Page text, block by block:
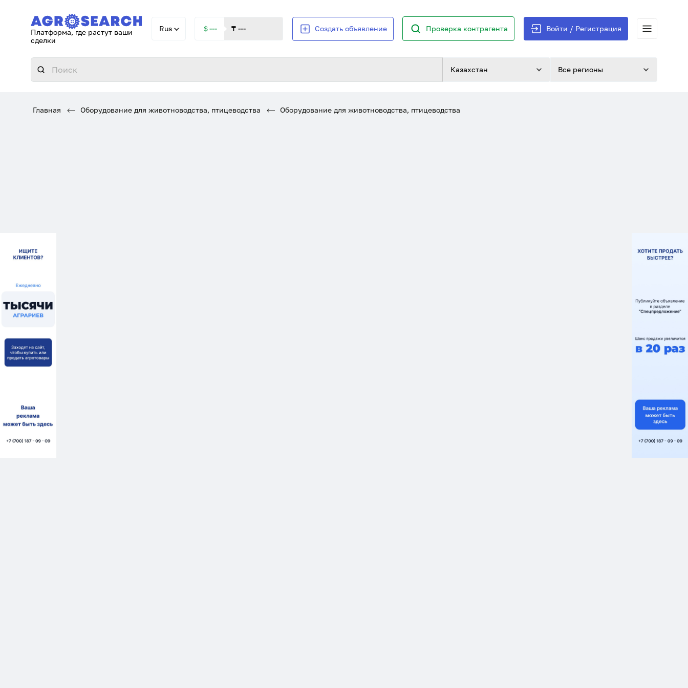
Платформа, где растут ваши
сделки
Rus ＄--- ₸ --- Создать объявление Проверка контрагента Войти / Регистрация
Казахстан Все регионы
Главная Оборудование для животноводства, птицеводства Оборудование для животноводства, птицеводства